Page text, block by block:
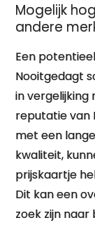
Mogelijk
andere
Een
Nooitgedagt
in vergelijking
reputatie van
met een
kwaliteit,
prijskaartje
Dit kan een
zoek zijn